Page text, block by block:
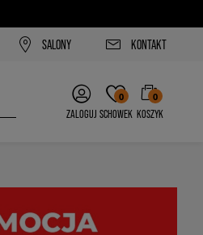
SALONY KONTAKT
ZALOGUJ
0
SCHOWEK
0
KOSZYK